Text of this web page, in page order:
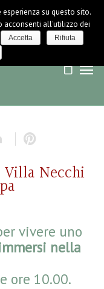
Villa Necchi
vivere uno
nella
ore 10.00.
su questo sito.
acconsenti all'utilizzo dei
Accetta
Rifiuta